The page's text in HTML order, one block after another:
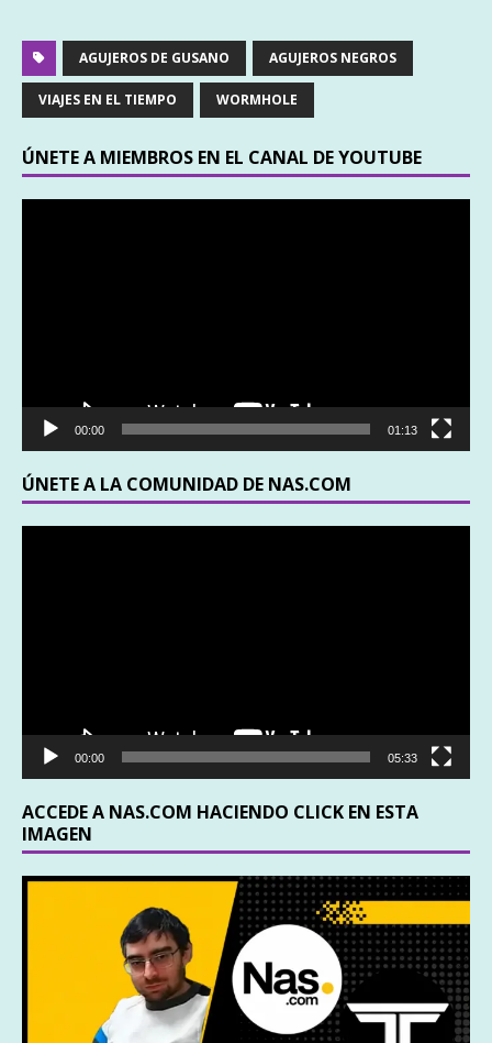
AGUJEROS DE GUSANO AGUJEROS NEGROS
VIAJES EN EL TIEMPO WORMHOLE
ÚNETE A MIEMBROS EN EL CANAL DE YOUTUBE
00:00 01:13
ÚNETE A LA COMUNIDAD DE NAS.COM
00:00 05:33
ACCEDE A NAS.COM HACIENDO CLICK EN ESTA
IMAGEN